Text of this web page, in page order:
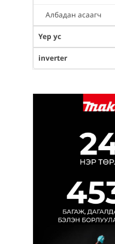
Албадан асаагч
Үер ус
inverter